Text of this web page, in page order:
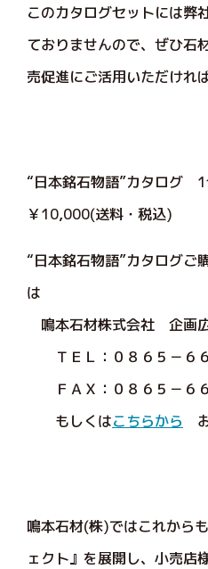
このカタログセットには弊
ておりませんので、ぜひ石
売促進にご活用いただけれ
“日本銘石物語”カタログ
￥10,000(送料・税込)
“日本銘石物語”カタログご
は
鳴本石材株式会社 企画
ＴＥＬ：０８６５－６
ＦＡＸ：０８６５－６
もしくはこちらから
鳴本石材(株)ではこれから
ェクト』を展開し、小売店